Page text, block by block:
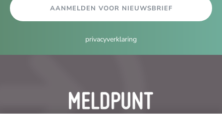
AANMELDEN VOOR NIEUWSBRIEF
privacyverklaring